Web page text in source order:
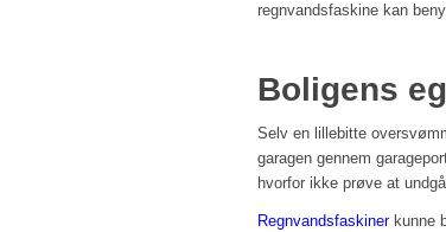
regnvandsfaskine kan
Boligens
Selv en lillebitte
garagen gennem
hvorfor ikke prøve at
Regnvandsfaskinerkunne